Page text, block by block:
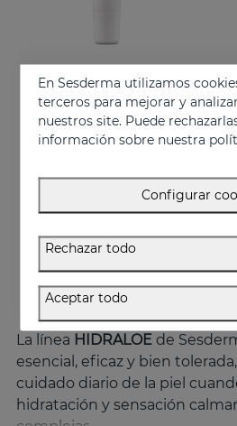
HIDRALOE Contorno De Ojos
Hidratanta, descongestiona, calma y regenera
21.95 €
La línea HIDRALOE de
esencial, eficaz y bien
cuidado diario de la piel
hidratación y sensación
En Sesderma utilizamos
terceros para mejorar y
nuestros site. Puede
información sobre nuestra
Configurar
Rechazar todo
Aceptar todo